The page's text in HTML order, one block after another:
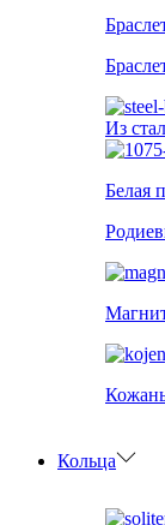
Из
Белая
Кольца